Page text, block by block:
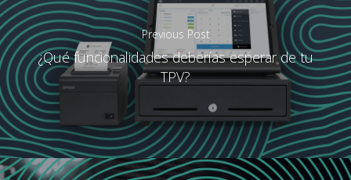
Previous Post
¿Qué funcionalidades deberías esperar de tu
TPV?